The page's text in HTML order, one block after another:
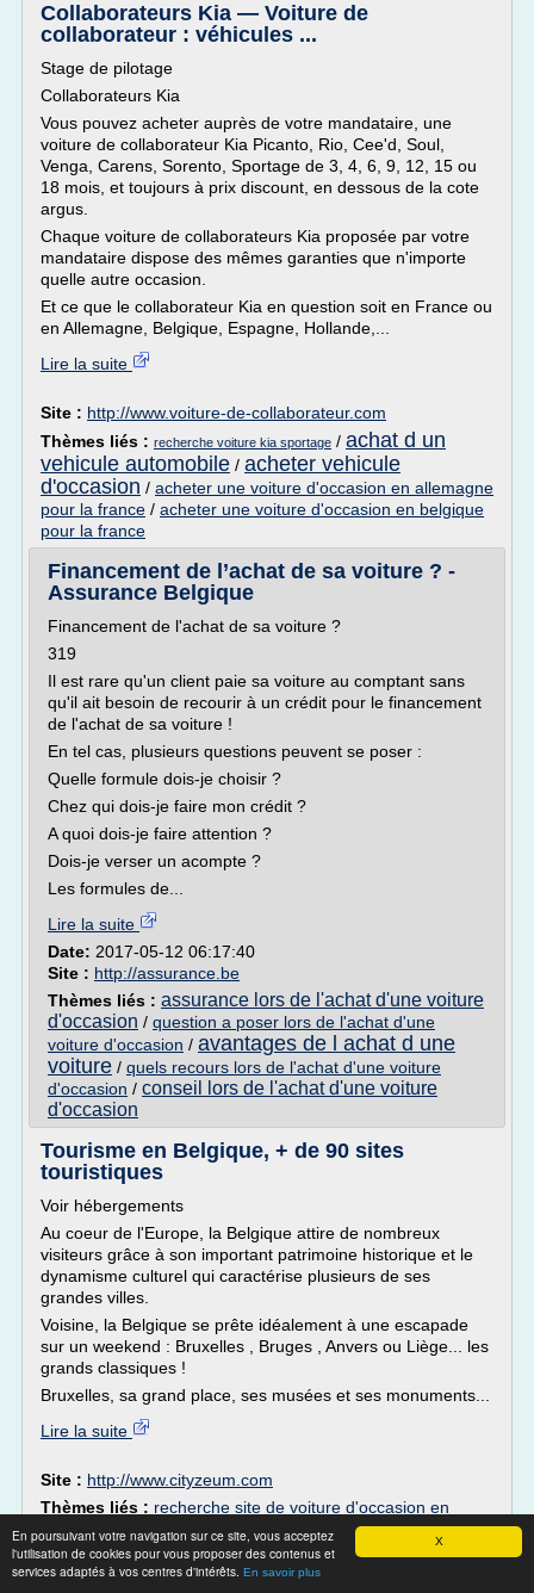
X
En poursuivant votre navigation sur ce site, vous acceptez
l'utilisation de cookies pour vous proposer des contenus et
services adaptés à vos centres d'intérêts. En savoir plus
Collaborateurs Kia — Voiture de
collaborateur : véhicules ...
Stage de pilotage
Collaborateurs Kia
Vous pouvez acheter auprès de votre mandataire, une
voiture de collaborateur Kia Picanto, Rio, Cee'd, Soul,
Venga, Carens, Sorento, Sportage de 3, 4, 6, 9, 12, 15 ou
18 mois, et toujours à prix discount, en dessous de la cote
argus.
Chaque voiture de collaborateurs Kia proposée par votre
mandataire dispose des mêmes garanties que n'importe
quelle autre occasion.
Et ce que le collaborateur Kia en question soit en France ou
en Allemagne, Belgique, Espagne, Hollande,...
Lire la suite
Site : http://www.voiture-de-collaborateur.com
Thèmes liés : recherche voiture kia sportage / achat d un
vehicule automobile / acheter vehicule
d'occasion / acheter une voiture d'occasion en allemagne
pour la france / acheter une voiture d'occasion en belgique
pour la france
Financement de l’achat de sa voiture ? -
Assurance Belgique
Financement de l'achat de sa voiture ?
319
Il est rare qu'un client paie sa voiture au comptant sans
qu'il ait besoin de recourir à un crédit pour le financement
de l'achat de sa voiture !
En tel cas, plusieurs questions peuvent se poser :
Quelle formule dois-je choisir ?
Chez qui dois-je faire mon crédit ?
A quoi dois-je faire attention ?
Dois-je verser un acompte ?
Les formules de...
Lire la suite
Date: 2017-05-12 06:17:40
Site : http://assurance.be
Thèmes liés : assurance lors de l'achat d'une voiture
d'occasion / question a poser lors de l'achat d'une
voiture d'occasion / avantages de l achat d une
voiture / quels recours lors de l'achat d'une voiture
d'occasion / conseil lors de l'achat d'une voiture
d'occasion
Tourisme en Belgique, + de 90 sites
touristiques
Voir hébergements
Au coeur de l'Europe, la Belgique attire de nombreux
visiteurs grâce à son important patrimoine historique et le
dynamisme culturel qui caractérise plusieurs de ses
grandes villes.
Voisine, la Belgique se prête idéalement à une escapade
sur un weekend : Bruxelles , Bruges , Anvers ou Liège... les
grands classiques !
Bruxelles, sa grand place, ses musées et ses monuments...
Lire la suite
Site : http://www.cityzeum.com
Thèmes liés : recherche site de voiture d'occasion en
belgique
/ recherche voiture d'occasion pas cher en belgique/
voiture d'occasion pas cher belgique/voiture d'importation
belgique/importation vehicule d'occasion en belgique